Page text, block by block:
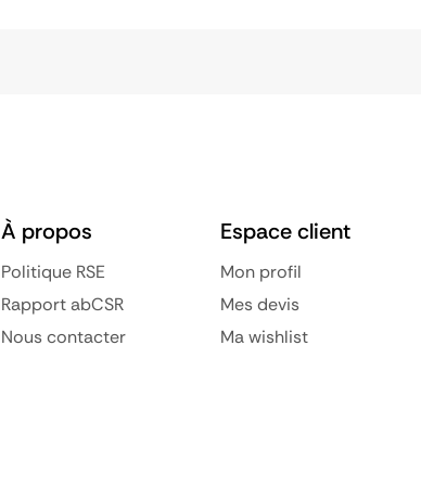
À propos
Politique RSE
Rapport abCSR
Nous contacter
Espace client
Mon profil
Mes devis
Ma wishlist